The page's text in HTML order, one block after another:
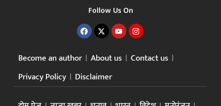
Follow Us On
Become an author About us
Contact us
Privacy Policy
Disclaimer